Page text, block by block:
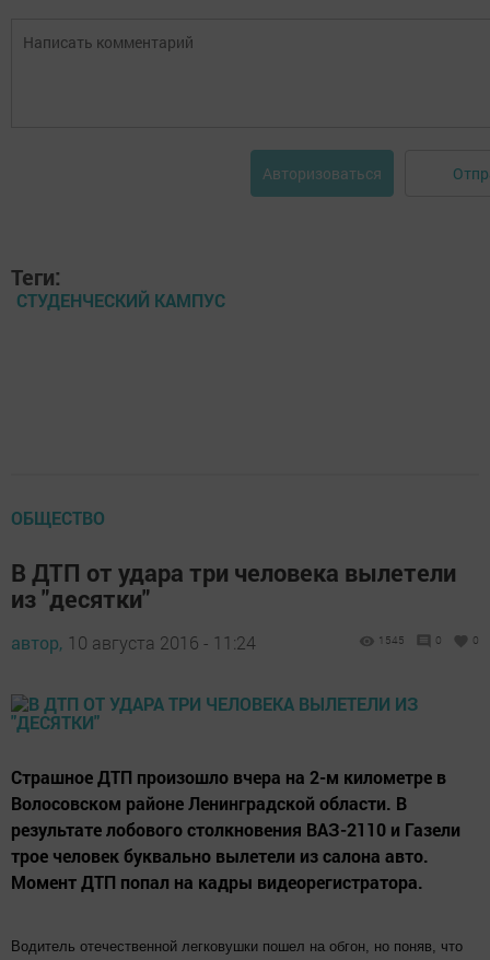
Авторизоваться
Теги:
СТУДЕНЧЕСКИЙ КАМПУС
ОБЩЕСТВО
В ДТП от удара три человека вылетели
из "десятки"
автор, 10 августа 2016 - 11:24 1545 0 0
Страшное ДТП произошло вчера на 2-м километре в
Волосовском районе Ленинградской области. В
результате лобового столкновения ВАЗ-2110 и Газели
трое человек буквально вылетели из салона авто.
Момент ДТП попал на кадры видеорегистратора.
Водитель отечественной легковушки пошел на обгон, но поняв, что